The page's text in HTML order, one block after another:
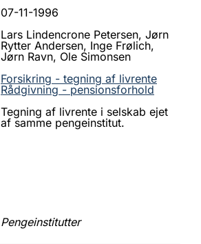
07-11-1996
Lars Lindencrone Petersen, Jørn
Rytter Andersen, Inge Frølich,
Jørn Ravn, Ole Simonsen
Forsikring - tegning af livrente
Rådgivning - pensionsforhold
Tegning af livrente i selskab ejet
af samme pengeinstitut.
Pengeinstitutter